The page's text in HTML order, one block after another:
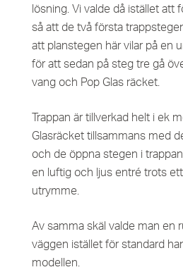
lösning. Vi valde då istället att
så att de två första
att planstegen här vilar på en
för att sedan på steg tre gå
vang och Pop Glas räcket.
Trappan är tillverkad helt i ek
Glasräcket tillsammans med
och de öppna stegen i
en luftig och ljus entré trots
utrymme.
Av samma skäl valde man en
väggen istället för standard
modellen.